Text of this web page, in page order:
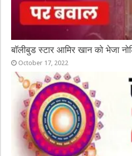
बॉलीबुड स्टार आमिर खान को भेजा
October 17, 2022